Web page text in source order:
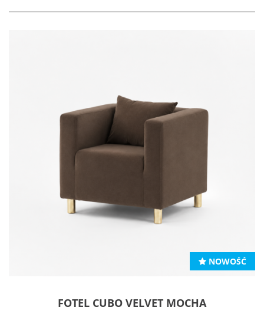
NOWOŚĆ
FOTEL CUBO VELVET MOCHA